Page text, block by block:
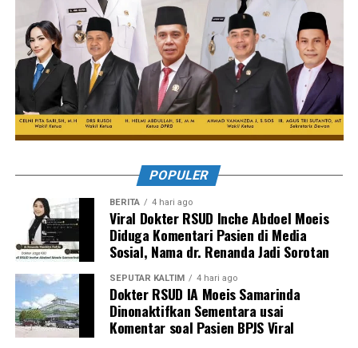
POPULER
BERITA 4 hari ago
Viral Dokter RSUD Inche Abdoel Moeis
Diduga Komentari Pasien di Media
Sosial, Nama dr. Renanda Jadi Sorotan
SEPUTAR KALTIM 4 hari ago
Dokter RSUD IA Moeis Samarinda
Dinonaktifkan Sementara usai
Komentar soal Pasien BPJS Viral